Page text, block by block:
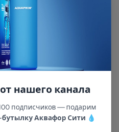
смотрите на
нашего канала
подписчиков — подарим
Аквафор Сити 💧